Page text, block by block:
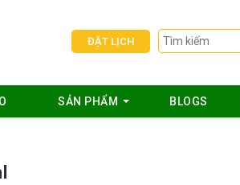
ĐẶT LỊCH
SẢN PHẨM BLOGS